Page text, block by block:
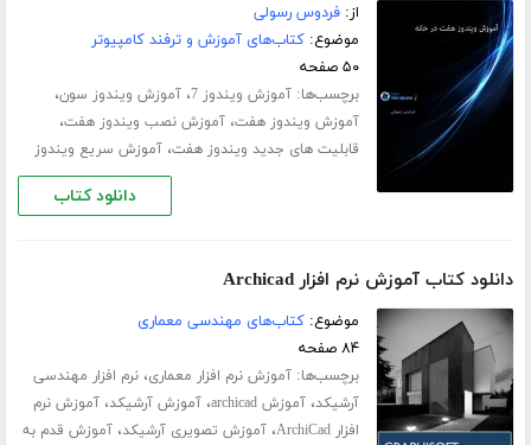
از:فردوس رسولی
موضوع:کتاب‌های آموزش و ترفند کامپیوتر
۵۰ صفحه
برچسب‌ها:آموزش ویندوز 7 ،آموزش ویندوز سون،
آموزش ویندوز هفت،آموزش نصب ویندوز هفت،
قابلیت های جدید ویندوز هفت،آموزش سریع ویندوز
دانلود کتاب
دانلود کتاب آموزش نرم افزار Archicad
موضوع:کتاب‌های مهندسی معماری
۸۴ صفحه
برچسب‌ها:آموزش نرم افزار معماری،نرم افزار مهندسی
آرشیکد،آموزش archicad ،آموزش آرشیکد،آموزش نرم
افزار ArchiCad
،آموزش تصویری آرشیکد،آموزش قدم به